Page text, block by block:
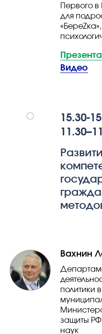
Первого
для
Видео
15.30-
Вахнин
политики
защиты
наук